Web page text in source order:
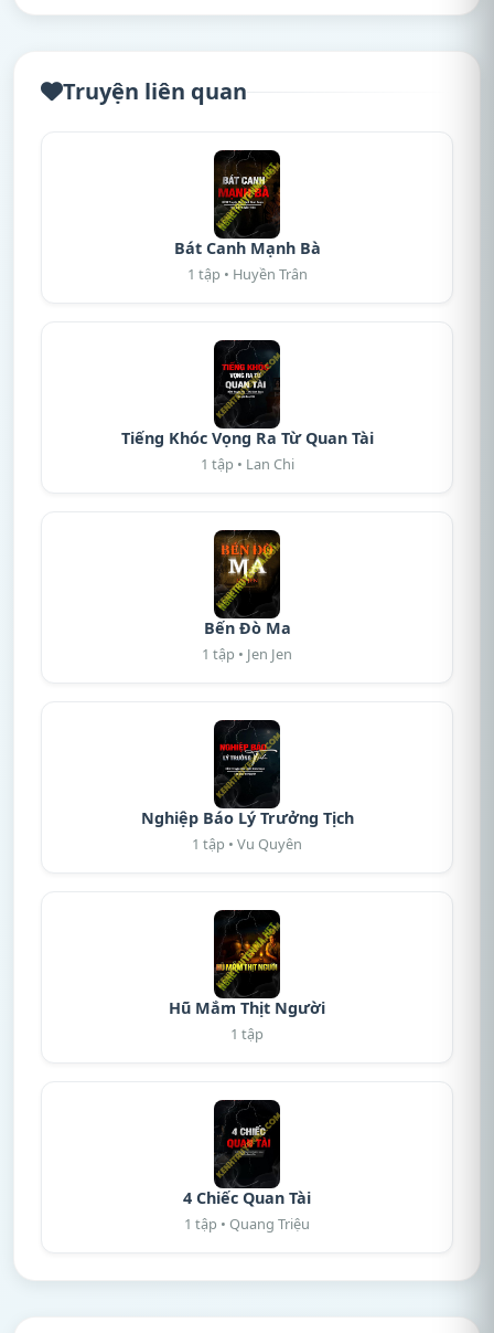
Truyện liên quan
Bát Canh Mạnh Bà
1 tập • Huyền Trân
Tiếng Khóc Vọng Ra Từ Quan Tài
1 tập • Lan Chi
Bến Đò Ma
1 tập • Jen Jen
Nghiệp Báo Lý Trưởng Tịch
1 tập • Vu Quyên
Hũ Mắm Thịt Người
1 tập
4 Chiếc Quan Tài
1 tập • Quang Triệu